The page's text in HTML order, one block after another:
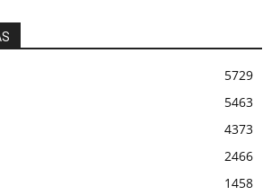
5729
5463
4373
2466
1458